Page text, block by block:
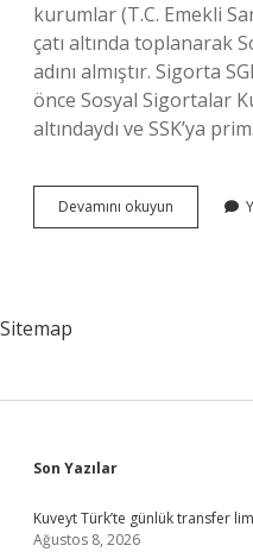
kurumlar (T.C. Emekli
çatı altında toplanarak
adını almıştır. Sigorta
önce Sosyal Sigortalar
altındaydı ve SSK’ya
Devamını okuyun
Ve
Sitemap
Sidebar
Son Yazılar
Kuveyt Türk’te günlük transfer
Ağustos 8, 2026